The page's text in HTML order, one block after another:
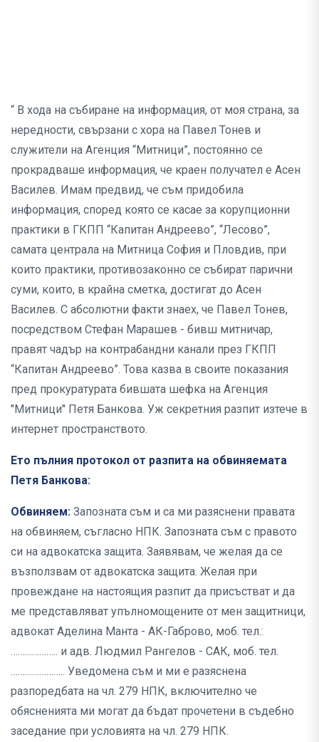
“ В хода на събиране на информация, от моя страна, за
нередности, свързани с хора на Павел Тонев и
служители на Агенция “Митници”, постоянно се
прокрадваше информация, че краен получател е Асен
Василев. Имам предвид, че съм придобила
информация, според която се касае за корупционни
практики в ГКПП “Капитан Андреево”, “Лесово”,
самата централа на Митница София и Пловдив, при
които практики, противозаконно се събират парични
суми, които, в крайна сметка, достигат до Асен
Василев. С абсолютни факти знаех, че Павел Тонев,
посредством Стефан Марашев - бивш митничар,
правят чадър на контрабандни канали през ГКПП
“Капитан Андреево”. Това казва в своите показания
пред прокуратурата бившата шефка на Агенция
"Митници" Петя Банкова. Уж секретния разпит изтече в
интернет пространството.
Ето пълния протокол от разпита на обвиняемата
Петя Банкова:
Обвиняем: Запозната съм и са ми разяснени правата
на обвиняем, съгласно НПК. Запозната съм с правото
си на адвокатска защита. Заявявам, че желая да се
възползвам от адвокатска защита. Желая при
провеждане на настоящия разпит да присъстват и да
ме представляват упълномощените от мен защитници,
адвокат Аделина Манта - АК-Габрово, моб. тел.:
……………….. и адв. Людмил Рангелов - САК, моб. тел.
………………….. Уведомена съм и ми е разяснена
разпоредбата на чл. 279 НПК, включително че
обясненията ми могат да бъдат прочетени в съдебно
заседание при условията на чл. 279 НПК.